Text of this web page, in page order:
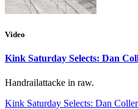
Video
Kink Saturday Selects: Dan
Handrailattacke in raw.
Kink Saturday Selects: Dan